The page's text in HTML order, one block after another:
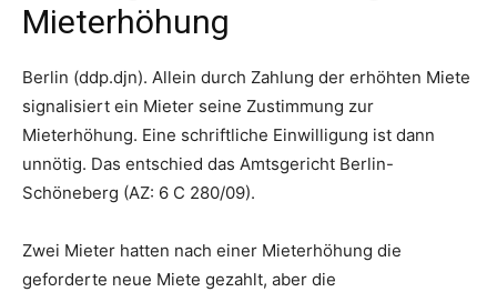
Mieterhöhung
Berlin (ddp.djn). Allein durch Zahlung der erhöhten Miete
signalisiert ein Mieter seine Zustimmung zur
Mieterhöhung. Eine schriftliche Einwilligung ist dann
unnötig. Das entschied das Amtsgericht Berlin-
Schöneberg (AZ: 6 C 280/09).
Zwei Mieter hatten nach einer Mieterhöhung die
geforderte neue Miete gezahlt, aber die